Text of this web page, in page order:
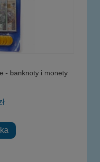
- banknoty i monety